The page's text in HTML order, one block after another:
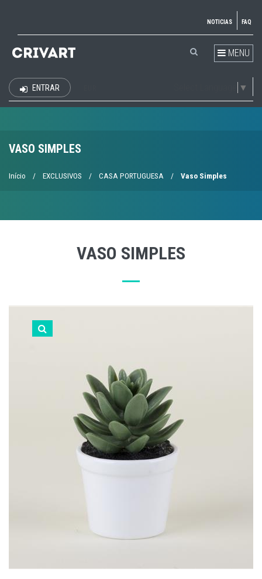
NOTICIAS FAQ
MENU
▼
ENTRAR
VASO SIMPLES
Início / EXCLUSIVOS / CASA PORTUGUESA / Vaso Simples
VASO SIMPLES